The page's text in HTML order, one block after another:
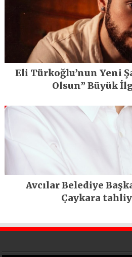
Eli Türkoğlu’nun Yeni
Olsun” Büyük
Avcılar Belediye
Çaykara